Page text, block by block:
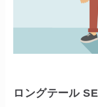
ロングテール